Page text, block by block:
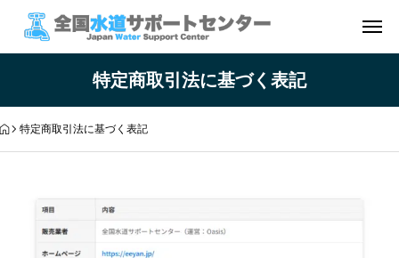
特定商取引法に基づく表記
特定商取引法に基づく表記